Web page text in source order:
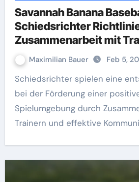
Savannah Banana
Schiedsrichter
Zusammenarbeit mit
Kommunikation,
Maximilian Bauer Feb 5,
Schiedsrichter spielen eine entscheidende Rolle
bei der Förderung einer
Spielumgebung durch
Trainern und effektive